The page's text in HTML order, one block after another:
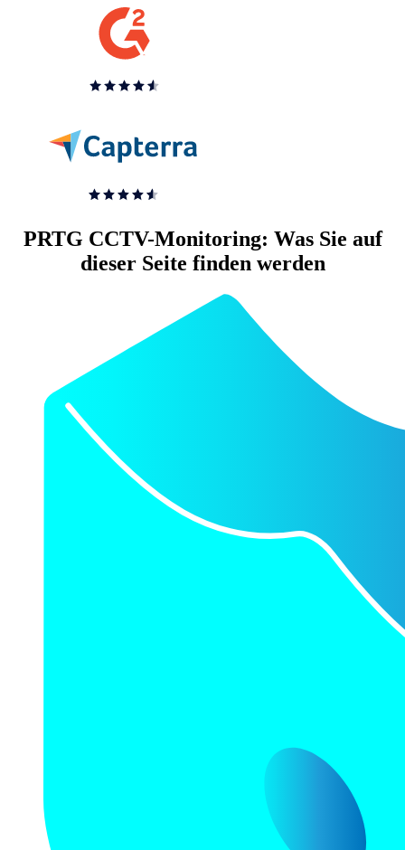
PRTG CCTV-Monitoring: Was Sie auf
dieser Seite finden werden